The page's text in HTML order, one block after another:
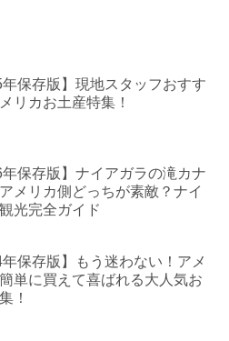
年保存版】現地スタッフおすす
リカお土産特集！
年保存版】ナイアガラの滝カナ
メリカ側どっちが素敵？ナイ
光完全ガイド
年保存版】もう迷わない！アメ
単に買えて喜ばれる大人気お
！